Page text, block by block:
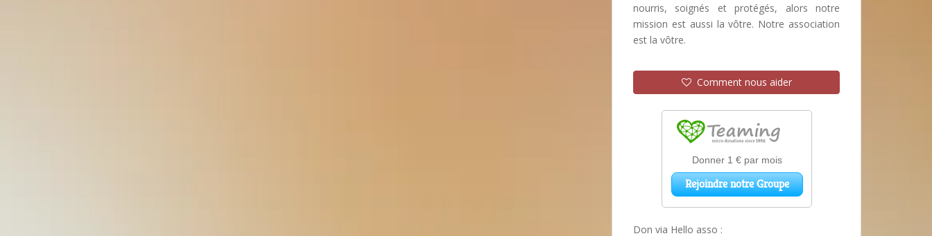
nourris, soignés et protégés, alors notre
mission est aussi la vôtre. Notre association
est la vôtre.
Comment nous aider
Don via Hello asso :